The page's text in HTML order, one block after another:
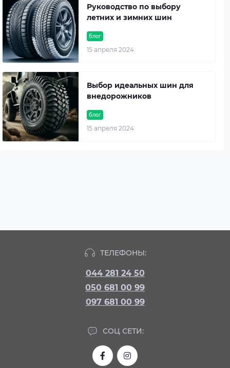
блог
15 апреля 2024
Руководство по выбору
летних и зимних шин
блог
15 апреля 2024
Выбор идеальных шин для
внедорожников
ТЕЛЕФОНЫ:
044 281 24 50
050 681 00 99
097 681 00 99
СОЦ СЕТИ: